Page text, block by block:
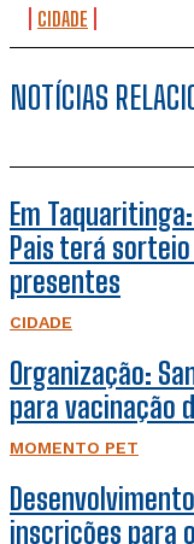
CIDADE
NOTÍCIAS
Em
Pais terá
presentes
CIDADE
Organização:
para vacinação
MOMENTO PET
inscrições para